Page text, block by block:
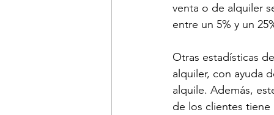
venta o de alquiler
entre un 5% y un
Otras estadísticas
alquiler, con ayuda
alquile. Además,
de los clientes